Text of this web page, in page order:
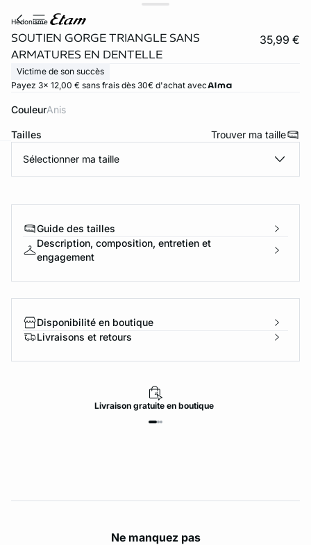
hedonisme
SOUTIEN GORGE TRIANGLE SANS
ARMATURES EN DENTELLE
35,99 €
Victime de son succès
Payez 3x 12,00 € sans frais dès 30€ d'achat avec
Couleur anis
Tailles Trouver ma taille
Sélectionner ma taille
Guide des tailles
Description, composition, entretien et
engagement
Disponibilité en boutique
Livraisons et retours
Livraisongratuiteen boutique
Ne manquez pas